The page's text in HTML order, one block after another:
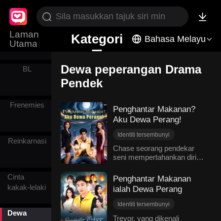
Laman
Utama
Kategori Bahasa Melayu
Humor
BL
Frenemies
Reinkarnasi
Cinta
kakak-lelaki
Dewa
Dewa peperangan Drama
Pendek
Penghantar Makanan?
Aku Dewa Perang!
Identiti tersembunyi
Dewa peperangan
Kekasih zaman kecil
Moden romantik
Cinta moden
Chase seorang pendekar
seni mempertahankan diri
kuasanya sebab kuasanya
dimeteraikan oleh gurunya.
Satu-satunya cara untuk
mendapatkan kembali
Penghantar Makanan
ialah Dewa Perang
Identiti tersembunyi
Dewa peperangan
Trevor, yang dikenali